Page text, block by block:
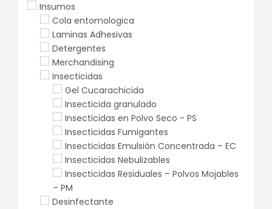
Insumos
Cola entomologica
Laminas Adhesivas
Detergentes
Merchandising
Insecticidas
Gel Cucarachicida
Insecticida granulado
Insecticidas en Polvo Seco - PS
Insecticidas Fumigantes
Insecticidas Emulsión Concentrada – EC
Insecticidas Nebulizables
Insecticidas Residuales – Polvos Mojables
– PM
Desinfectante